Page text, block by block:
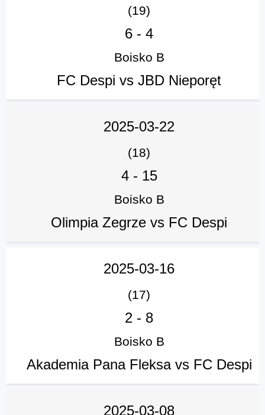
(19)
6 - 4
Boisko B
FC Despi vs JBD Nieporęt
2025-03-22
(18)
4- 15
Boisko B
Olimpia Zegrze vs FC Despi
2025-03-16
(17)
2 - 8
Boisko B
Akademia Pana Fleksa vs FC Despi
2025-03-08